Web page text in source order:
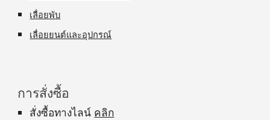
เลื่อยพับ
เลื่อยยนต์และอุปกรณ์
การสั่งซื้อ
สั่งซื้อทางไลน์ คลิก